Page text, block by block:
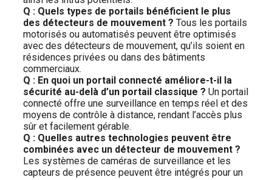
Q : Quels types de portails bénéficient le plus
des détecteurs de mouvement ? Tous les portails
motorisés ou automatisés peuvent être optimisés
avec des détecteurs de mouvement, qu’ils soient en
résidences privées ou dans des bâtiments
commerciaux.
Q : En quoi un portail connecté améliore-t-il la
sécurité au-delà d’un portail classique ? Un portail
connecté offre une surveillance en temps réel et des
moyens de contrôle à distance, rendant l’accès plus
sûr et facilement gérable.
Q : Quelles autres technologies peuvent être
combinées avec un détecteur de mouvement ?
Les systèmes de caméras de surveillance et les
capteurs de présence peuvent être intégrés pour un